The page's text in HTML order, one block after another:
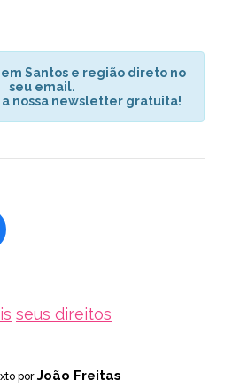
Santos e região direto no
seu email.
a nossa newsletter gratuita!
seus direitos
porJoão Freitas